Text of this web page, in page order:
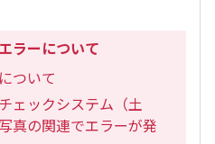
ラーについて
ついて
ェックシステム（土
真の関連でエラーが発